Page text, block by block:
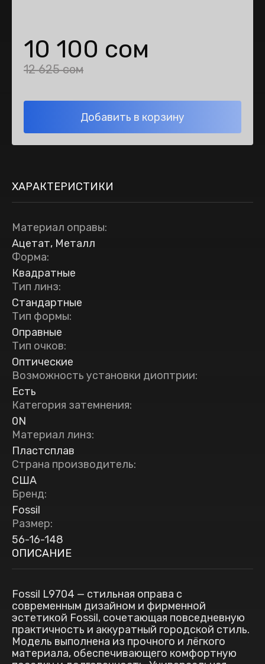
10 100 сом
12 625 сом
Добавить в корзину
ХАРАКТЕРИСТИКИ
Материал оправы:
Ацетат, Металл
Форма:
Квадратные
Тип линз:
Стандартные
Тип формы:
Оправные
Тип очков:
Оптические
Возможность установки диоптрии:
Есть
Категория затемнения:
0N
Материал линз:
Пластсплав
Страна производитель:
США
Бренд:
Fossil
Размер:
56-16-148
ОПИСАНИЕ
Fossil L9704 — стильная оправа с
современным дизайном и фирменной
эстетикой Fossil, сочетающая повседневную
практичность и аккуратный городской стиль.
Модель выполнена из прочного и лёгкого
материала, обеспечивающего комфортную